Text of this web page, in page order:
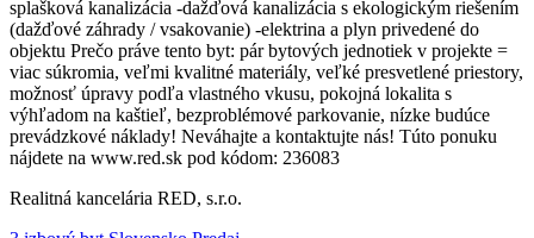
splašková kanalizácia -dažďová kanalizácia s ekologickým riešením
(dažďové záhrady / vsakovanie) -elektrina a plyn privedené do
objektu Prečo práve tento byt: pár bytových jednotiek v projekte =
viac súkromia, veľmi kvalitné materiály, veľké presvetlené priestory,
možnosť úpravy podľa vlastného vkusu, pokojná lokalita s
výhľadom na kaštieľ, bezproblémové parkovanie, nízke budúce
prevádzkové náklady! Neváhajte a kontaktujte nás! Túto ponuku
nájdete na www.red.sk pod kódom: 236083
Realitná kancelária RED, s.r.o.